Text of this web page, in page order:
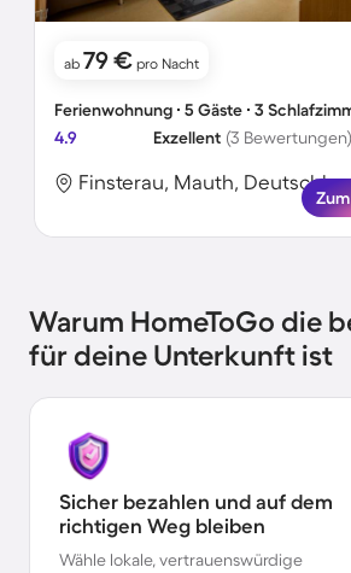
ab 79 € pro Nacht
Ferienwohnung ∙ 5 Gäste ∙ 3
4.9
Exzellent (3 Bewertungen)
Finsterau, Mauth,
Warum HomeToGo die
für deine Unterkunft ist
Sicher bezahlen und auf dem
richtigen Weg bleiben
Wähle lokale, vertrauenswürdige